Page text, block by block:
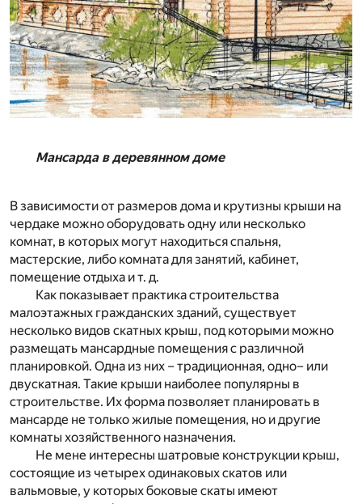
Мансарда в деревянном доме
В зависимости от размеров дома и крутизны крыши на
чердаке можно оборудовать одну или несколько
комнат, в которых могут находиться спальня,
мастерские, либо комната для занятий, кабинет,
помещение отдыха и т. д.
Как показывает практика строительства
малоэтажных гражданских зданий, существует
несколько видов скатных крыш, под которыми можно
размещать мансардные помещения с различной
планировкой. Одна из них – традиционная, одно– или
двускатная. Такие крыши наиболее популярны в
строительстве. Их форма позволяет планировать в
мансарде не только жилые помещения, но и другие
комнаты хозяйственного назначения.
Не мене интересны шатровые конструкции крыш,
состоящие из четырех одинаковых скатов или
вальмовые, у которых боковые скаты имеют